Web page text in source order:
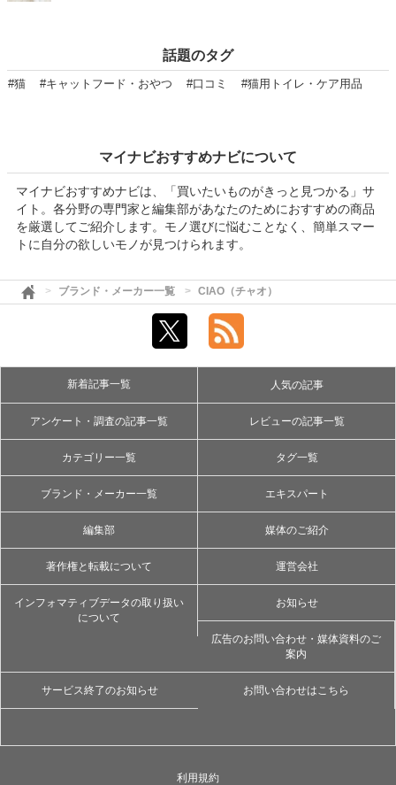
話題のタグ
#猫 #キャットフード・おやつ #口コミ #猫用トイレ・ケア用品
マイナビおすすめナビについて
マイナビおすすめナビは、「買いたいものがきっと見つかる」サ
イト。各分野の専門家と編集部があなたのためにおすすめの商品
を厳選してご紹介します。モノ選びに悩むことなく、簡単スマー
トに自分の欲しいモノが見つけられます。
ブランド・メーカー一覧 CIAO（チャオ）
新着記事一覧 人気の記事
アンケート・調査の記事一覧 レビューの記事一覧
カテゴリー一覧 タグ一覧
ブランド・メーカー一覧 エキスパート
編集部 媒体のご紹介
著作権と転載について 運営会社
インフォマティブデータの取り扱い
について
お知らせ
広告のお問い合わせ・媒体資料のご
案内
サービス終了のお知らせ お問い合わせはこちら
利用規約